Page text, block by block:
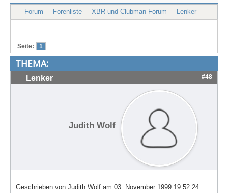
Treffen & Touren
Suche
Forum Forenliste XBR und Clubman Forum Lenker
Seite: 1
THEMA:
Lenker #48
Judith Wolf
Geschrieben von Judith Wolf am 03. November 1999 19:52:24: